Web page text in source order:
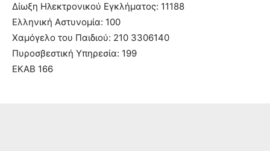
Δίωξη Ηλεκτρονικού Εγκλήματος: 11188
Ελληνική Αστυνομία: 100
Χαμόγελο του Παιδιού: 210 3306140
Πυροσβεστική Υπηρεσία: 199
ΕΚΑΒ 166